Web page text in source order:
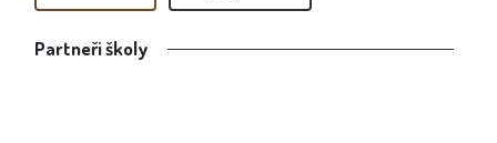
Partneři školy